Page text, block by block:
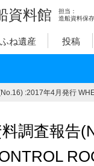
資料館
担当：
造船資料保
ふね遺産 投稿
:2017年4月発行
料調査報告